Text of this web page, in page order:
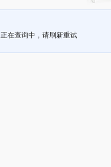
正在查询中，请刷新重试